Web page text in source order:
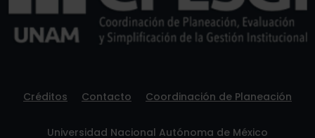
Créditos Contacto Coordinación de Planeación
Universidad Nacional Autónoma de México